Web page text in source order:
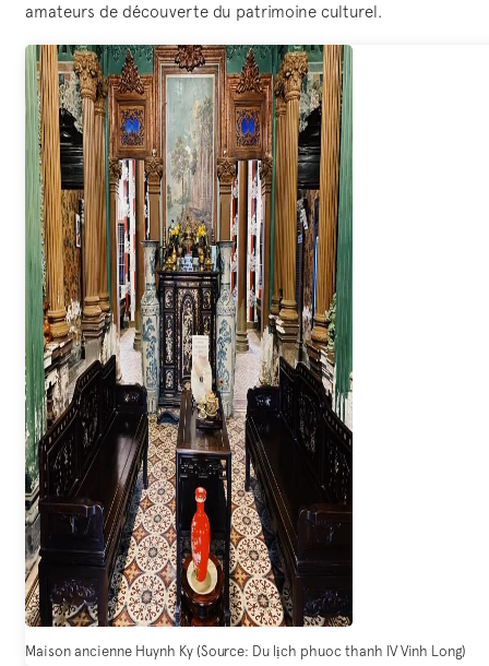
amateurs de découverte du patrimoine culturel.
Maison ancienne Huynh Ky (Source: Du lịch phuoc thanh IV Vinh Long)